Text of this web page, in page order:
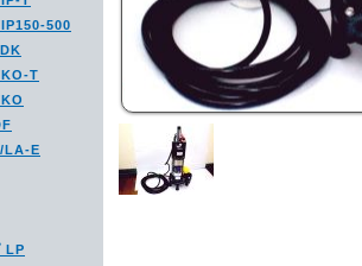
500
T
LA-E
LP